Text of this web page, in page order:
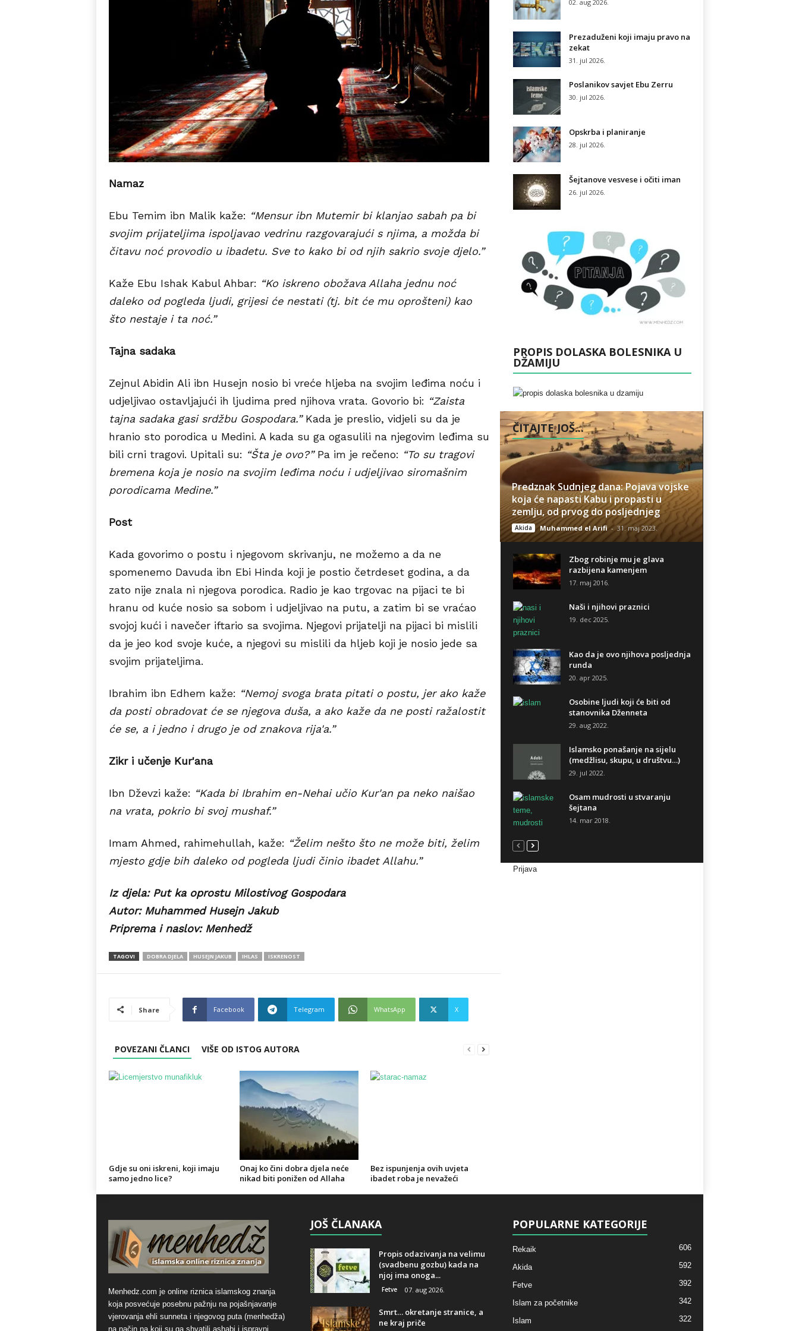
Namaz
Ebu Temim ibn Malik kaže: “Mensur ibn Mutemir bi klanjao sabah pa bi
svojim prijateljima ispoljavao vedrinu razgovarajući s njima, a možda bi
čitavu noć provodio u ibadetu. Sve to kako bi od njih sakrio svoje djelo.”
Kaže Ebu Ishak Kabul Ahbar: “Ko iskreno obožava Allaha jednu noć
daleko od pogleda ljudi, grijesi će nestati (tj. bit će mu oprošteni)kao
što nestaje i ta noć.”
Tajna sadaka
Zejnul Abidin Ali ibn Husejn nosio bi vreće hljeba na svojim leđima noću i
udjeljivao ostavljajući ih ljudima pred njihova vrata. Govorio bi: “Zaista
tajna sadaka gasi srdžbu Gospodara.”Kada je preslio, vidjeli su da je
hranio sto porodica u Medini. A kada su ga ogasulili na njegovim leđima su
bili crni tragovi. Upitali su: “Šta je ovo?”Pa im je rečeno: “To su tragovi
bremena koja je nosio na svojim leđima noću i udjeljivao siromašnim
porodicama Medine.”
Post
Kada govorimo o postu i njegovom skrivanju, ne možemo a da ne
spomenemo Davuda ibn Ebi Hinda koji je postio četrdeset godina, a da
zato nije znala ni njegova porodica. Radio je kao trgovac na pijaci te bi
hranu od kuće nosio sa sobom i udjeljivao na putu, a zatim bi se vraćao
svojoj kući i navečer iftario sa svojima. Njegovi prijatelji na pijaci bi mislili
da je jeo kod svoje kuće, a njegovi su mislili da hljeb koji je nosio jede sa
svojim prijateljima.
Ibrahim ibn Edhem kaže: “Nemoj svoga brata pitati o postu, jer ako kaže
da posti obradovat će se njegova duša, a ako kaže da ne posti ražalostit
će se, a i jedno i drugo je od znakova rija'a.”
Zikr i učenje Kur'ana
Ibn Dževzi kaže: “Kada bi Ibrahim en-Nehai učio Kur'an pa neko naišao
na vrata, pokrio bi svoj mushaf.”
Imam Ahmed, rahimehullah, kaže: “Želim nešto što ne može biti, želim
mjesto gdje bih daleko od pogleda ljudi činio ibadet Allahu.”
Iz djela: Put ka oprostu Milostivog Gospodara
Autor: Muhammed Husejn Jakub
Priprema i naslov: Menhedž
TAGOVI DOBRA DJELA HUSEJN JAKUB IHLAS ISKRENOST
Share Facebook Telegram WhatsApp X
POVEZANI ČLANCI VIŠE OD ISTOG AUTORA
Gdje su oni iskreni, koji imaju
samo jedno lice?
Onaj ko čini dobra djela neće
nikad biti ponižen od Allaha
Bez ispunjenja ovih uvjeta
ibadet roba je nevažeći
02. aug 2026.
Prezaduženi koji imaju pravo na
zekat
31. jul 2026.
Poslanikov savjet Ebu Zerru
30. jul 2026.
Opskrba i planiranje
28. jul 2026.
Šejtanove vesvese i očiti iman
26. jul 2026.
PROPIS DOLASKA BOLESNIKA U
DŽAMIJU
ČITAJTE JOŠ...
Predznak Sudnjeg dana: Pojava vojske
koja će napasti Kabu i propasti u
zemlju, od prvog do posljednjeg
Akida Muhammed el Arifi - 31. maj 2023.
Zbog robinje mu je glava
razbijena kamenjem
17. maj 2016.
Naši i njihovi praznici
19. dec 2025.
Kao da je ovo njihova posljednja
runda
20. apr 2025.
Osobine ljudi koji će biti od
stanovnika Dženneta
29. aug 2022.
Islamsko ponašanje na sijelu
(medžlisu, skupu, u društvu…)
29. jul 2022.
Osam mudrosti u stvaranju
šejtana
14. mar 2018.
Prijava
Menhedz.com je online riznica islamskog znanja
koja posvećuje posebnu pažnju na pojašnjavanje
vjerovanja ehli sunneta i njegovog puta (menhedža)
na način na koji su ga shvatili ashabi i ispravni
JOŠ ČLANAKA
Propis odazivanja na velimu
(svadbenu gozbu) kada na
njoj ima onoga...
Fetve 07. aug 2026.
Smrt… okretanje stranice, a
ne kraj priče
POPULARNE KATEGORIJE
Rekaik 606
Akida 592
Fetve 392
Islam za početnike 342
Islam 322